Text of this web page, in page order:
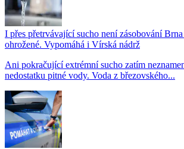
I přes přetrvávající sucho není zásobování
ohrožené. Vypomáhá i Vírská nádrž
Ani pokračující extrémní sucho zatím
nedostatku pitné vody. Voda z březovského...